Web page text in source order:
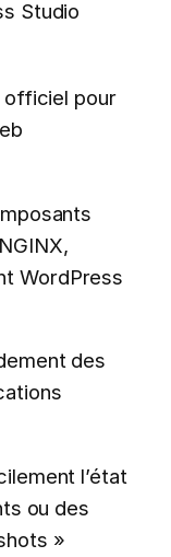
Studio
officiel pour
WordPress
des
l’état
ou des
»